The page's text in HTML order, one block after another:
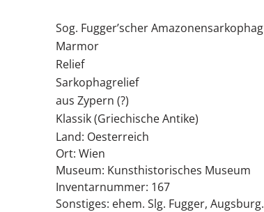
Sog. Fugger’scher Amazonensarkophag
Marmor
Relief
Sarkophagrelief
aus Zypern (?)
Klassik (Griechische Antike)
Land: Oesterreich
Ort: Wien
Museum: Kunsthistorisches Museum
Inventarnummer: 167
Sonstiges: ehem. Slg. Fugger, Augsburg.